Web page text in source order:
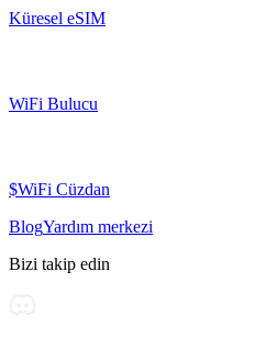
Küresel eSIM
WiFi Bulucu
$WiFi Cüzdan
BlogYardım merkezi
Bizi takip edin